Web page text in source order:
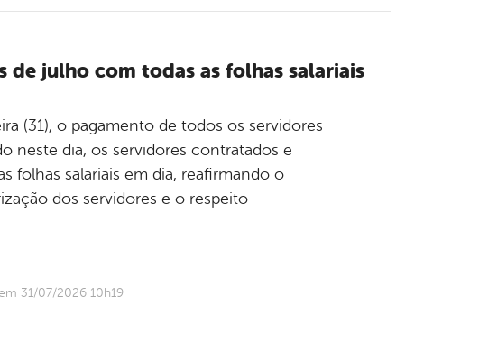
de julho com todas as folhas salariais
(31), o pagamento de todos os servidores
neste dia, os servidores contratados e
folhas salariais em dia, reafirmando o
dos servidores e o respeito
31/07/2026 10h19